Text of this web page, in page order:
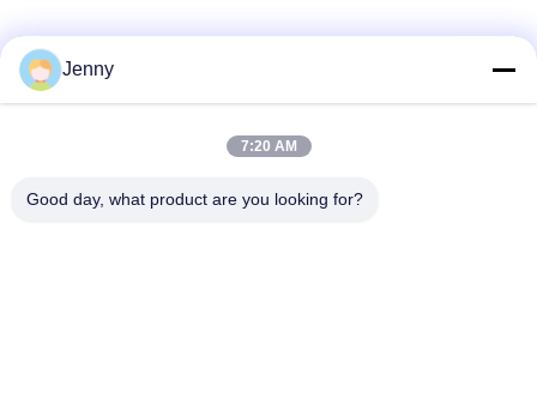
populaire categorieën
bruin kraftpapier-
Jenny
7:20 AM
Good day, what product are you looking for?